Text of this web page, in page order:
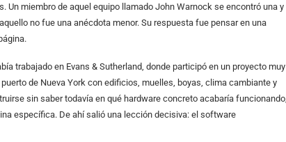
miembro de aquel equipo llamado John Warnock se encontró una y
no fue una anécdota menor. Su respuesta fue pensar en una
trabajado en Evans & Sutherland, donde participó en un proyecto muy
de Nueva York con edificios, muelles, boyas, clima cambiante y
sin saber todavía en qué hardware concreto acabaría funcionando,
específica. De ahí salió una lección decisiva: el software